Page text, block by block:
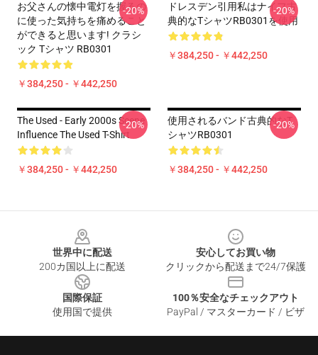
お父さんの懐中電灯を握るの
に使った気持ちを痛めること
ができると思います! クラシ
ック Tシャツ RB0301
￥384,250 - ￥442,250
-20%
ドレスデン引用私はナイフ古
典的なTシャツRB0301を使用
￥384,250 - ￥442,250
-20%
The Used - Early 2000s Scene
Influence The Used T-Shirt
￥384,250 - ￥442,250
-20%
使用されるバンド古典的なT
シャツRB0301
￥384,250 - ￥442,250
-20%
世界中に配送
200カ国以上に配送
安心してお買い物
クリックから配送まで24/7保護
国際保証
使用国で提供
100％安全なチェックアウト
PayPal / マスターカード / ビザ